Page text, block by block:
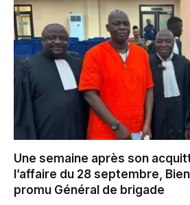
Une semaine après son
l’affaire du 28 septembre,
promu Général de brigade